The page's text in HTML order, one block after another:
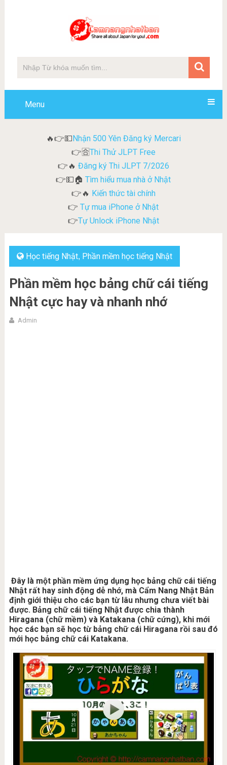
Menu
🔥👉💵Nhận 500 Yên Đăng ký Mercari
👉🈴Thi Thử JLPT Free
👉🔥 Đăng ký Thi JLPT 7/2026
👉💵🏠Tìm hiểu mua nhà ở Nhật
👉🔥 Kiến thức tài chính
👉 Tự mua iPhone ở Nhật
👉Tự Unlock iPhone Nhật
Học tiếng Nhật, Phần mềm học tiếng Nhật
Phần mềm học bảng chữ cái tiếng
Nhật cực hay và nhanh nhớ
Admin
Đây là một phần mềm ứng dụng học bảng chữ cái tiếng
Nhật rất hay sinh động dễ nhớ, mà Cẩm Nang Nhật Bản
định giới thiệu cho các bạn từ lâu nhưng chưa viết bài
được. Bảng chữ cái tiếng Nhật được chia thành
Hiragana (chữ mềm) và Katakana (chữ cứng), khi mới
học các bạn sẽ học từ bảng chữ cái Hiragana rồi sau đó
mới học bảng chữ cái Katakana.